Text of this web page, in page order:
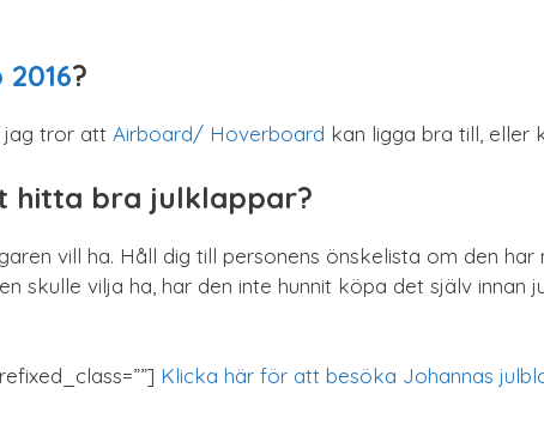
?
jag tror att Airboard/ Hoverboard kan ligga bra till, eller
hitta bra julklappar?
vill ha. Håll dig till personens önskelista om den
skulle vilja ha, har den inte hunnit köpa det själv innan
Klicka här för att besöka Johannas